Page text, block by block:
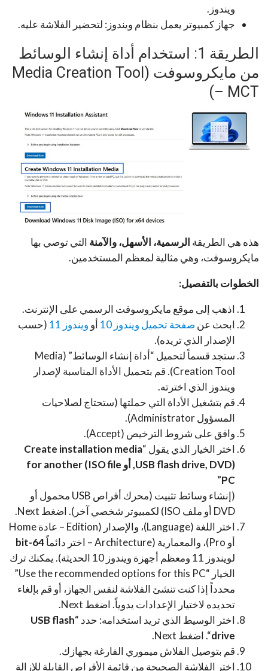
ويندوز.
جهاز كمبيوتر يعمل بنظام ويندوز: لتحضير الفلاشة عليه.
الطريقة 1: استخدام أداة إنشاء الوسائط
من مايكروسوفت (Media Creation Tool
– MCT)
هذه هي الطريقة الرسمية، الأسهل، والآمنة التي توصي بها
مايكروسوفت، وهي مثالية لمعظم المستخدمين.
الخطوات بالتفصيل:
اذهب إلى موقع مايكروسوفت الرسمي على الإنترنت.
ابحث عنصفحة تحميل ويندوز 10 أو ويندوز 11
(حسب
الإصدار الذي تريده).
ستجد قسماً لتحميل “أداة إنشاء الوسائط” (Media
Creation Tool). قم بتحميل الأداة المناسبة لإصدار
ويندوز الذي اخترته.
قم بتشغيل الأداة التي حملتها (ستحتاج لصلاحيات
المسؤول Administrator).
وافق على شروط الترخيص (Accept).
اختر الخيار الذي يقول “Create installation media
(USB flash drive, DVD, أو ISO file) for another
PC
”
(إنشاء وسائط تثبيت (محرك أقراص USB محمول أو
DVD أو ملف ISO) لكمبيوتر شخصي آخر). اضغط Next.
اختر اللغة (Language)، والإصدار (Edition – عادة Home
أو Pro)، والمعمارية (Architecture – اختر دائماً
64-bit
لويندوز 11 ومعظم أجهزة ويندوز 10 الحديثة). يمكنك ترك
الخيار “Use the recommended options for this PC”
محدداً إذا كنت تنشئ الفلاشة لنفس الجهاز، أو قم بإلغاء
تحديده لاختيار الإعدادات يدوياً. اضغط Next.
اختر الوسيط الذي تريد استخدامه: حدد “USB flash
drive“. اضغط Next.
قم بتوصيل الفلاش ميموري الفارغة بجهازك.
اختر الفلاشة الصحيحة من قائمة الأقراص القابلة للإزالة